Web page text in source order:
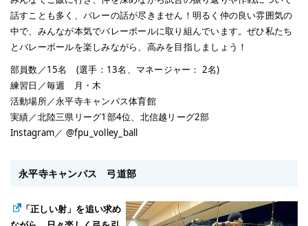
話すことも多く、バレーの話が尽きません！明るく仲の良い雰囲気の
中で、みんなが本気でバレーボールに取り組んでいます。ぜひ私たち
とバレーボールを楽しみながら、高みを目指しましょう！
部員数／15名 (選手：13名、マネージャー： 2名)
練習日／毎週 月・木
活動場所／永平寺キャンパス体育館
実績／北陸三県リーグ1部4位、北信越リーグ2部
Instagram／ @fpu_volley_ball
永平寺キャンパス 弓道部
「正しい射」を追い求め